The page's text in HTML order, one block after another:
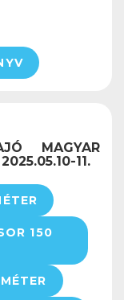
MAGYAR
11.
150